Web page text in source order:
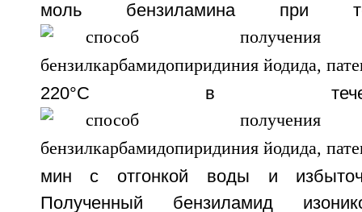
моль бензиламина при
220°С в
мин с отгонкой воды и
Полученный бензиламид